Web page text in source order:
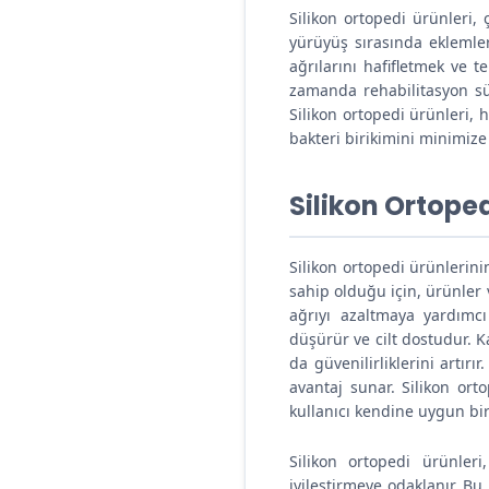
Silikon ortopedi ürünleri,
yürüyüş sırasında
ağrılarını hafifletmek ve
zamanda rehabilitasyon
Silikon ortopedi ürünleri,
bakteri birikimini minimize
Silikon
Silikon ortopedi ürünlerinin
sahip olduğu için, ürünler
ağrıyı azaltmaya
düşürür ve cilt dostudur.
da güvenilirliklerini
avantaj sunar. Silikon
kullanıcı kendine uygun
Silikon ortopedi